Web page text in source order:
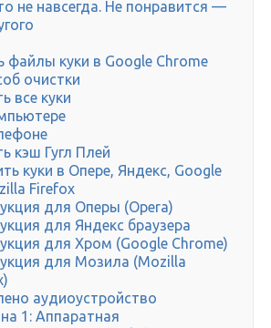
не навсегда. Не понравится —
файлы куки в Google Chrome
очистки
все куки
кэш Гугл Плей
куки в Опере, Яндекс, Google
Firefox
для Оперы (Opera)
для Яндекс браузера
для Хром (Google Chrome)
для Мозила (Mozilla
аудиоустройство
1: Аппаратная